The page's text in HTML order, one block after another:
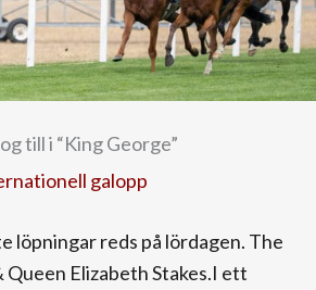
till i “King George”
galopp
löpningar reds på lördagen. The
Queen Elizabeth Stakes.I ett